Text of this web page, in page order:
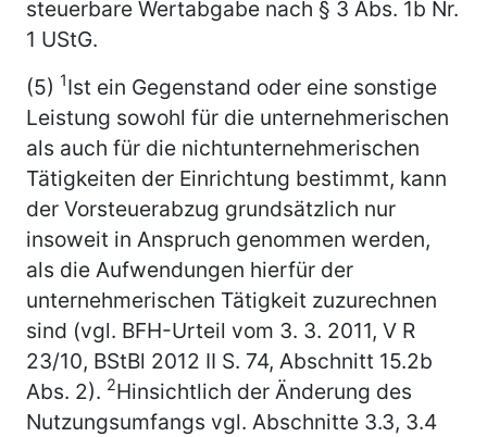
steuerbare Wertabgabe nach § 3 Abs. 1b Nr.
1 UStG.
(5) 1Ist ein Gegenstand oder eine sonstige
Leistung sowohl für die unternehmerischen
als auch für die nichtunternehmerischen
Tätigkeiten der Einrichtung bestimmt, kann
der Vorsteuerabzug grundsätzlich nur
insoweit in Anspruch genommen werden,
als die Aufwendungen hierfür der
unternehmerischen Tätigkeit zuzurechnen
sind (vgl. BFH-Urteil vom 3. 3. 2011, V R
23/10, BStBl 2012 II S. 74, Abschnitt 15.2b
Abs. 2). 2Hinsichtlich der Änderung des
Nutzungsumfangs vgl. Abschnitte 3.3, 3.4